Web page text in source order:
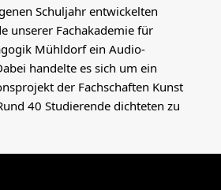
Schuljahr entwickelten
unserer Fachakademie für
Mühldorf ein Audio-
handelte es sich um ein
der Fachschaften Kunst
40 Studierende dichteten zu